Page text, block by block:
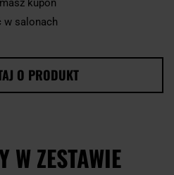
kupon
w salonach
O PRODUKT
W ZESTAWIE